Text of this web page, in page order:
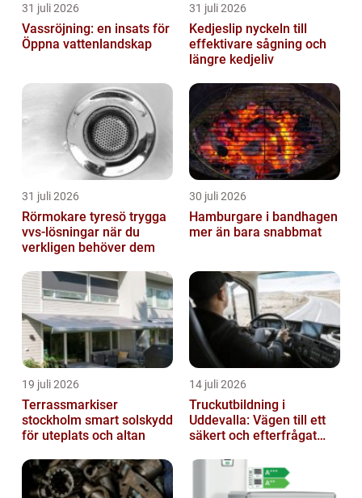
31 juli 2026
Vassröjning: en insats för
Öppna vattenlandskap
31 juli 2026
Kedjeslip nyckeln till
effektivare sågning och
längre kedjeliv
31 juli 2026
Rörmokare tyresö trygga
vvs-lösningar när du
verkligen behöver dem
30 juli 2026
Hamburgare i bandhagen
mer än bara snabbmat
19 juli 2026
Terrassmarkiser
stockholm smart solskydd
för uteplats och altan
14 juli 2026
Truckutbildning i
Uddevalla: Vägen till ett
säkert och efterfrågat